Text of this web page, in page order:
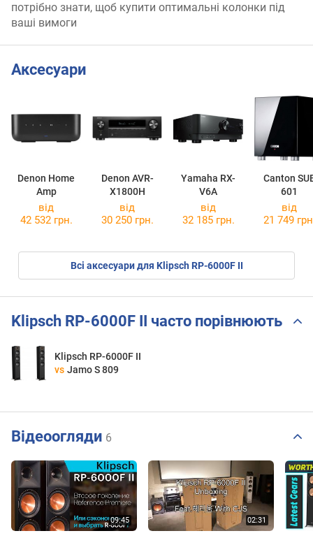
потрібно знати, щоб купити оптимальні колонки під
ваші вимоги
Аксесуари
Denon Home
Amp
Denon AVR-
X1800H
Yamaha RX-
V6A
Canton
601
від
42 532 грн.
від
30 250 грн.
від
32 185 грн.
від
21 749
Всі аксесуари для Klipsch RP-6000F II
Klipsch RP-6000F II часто порівнюють
Klipsch RP-6000F II
vs Jamo S 809
Відеоогляди 6